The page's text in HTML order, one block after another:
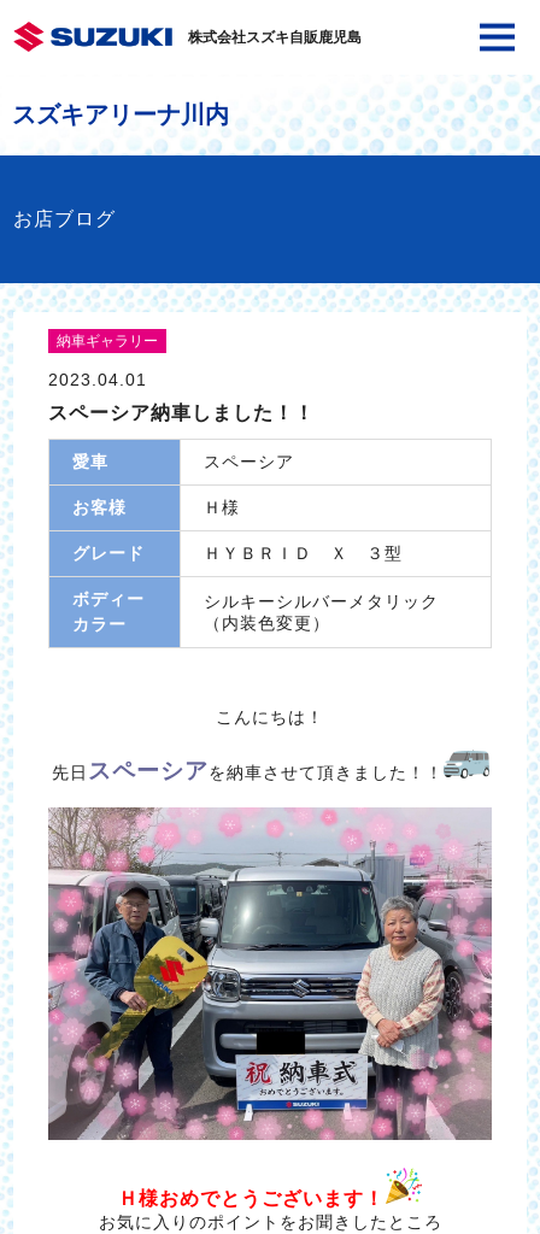
株式会社スズキ自販鹿児島
スズキアリーナ川内
お店ブログ
納車ギャラリー
2023.04.01
スペーシア納車しました！！
愛車 スペーシア
お客様 Ｈ様
グレード ＨＹＢＲＩＤ Ｘ ３型
ボディー
カラー
シルキーシルバーメタリック
（内装色変更）
こんにちは！
先日 スペーシアを納車させて頂きました！！
Ｈ様おめでとうございます！
お気に入りのポイントをお聞きしたところ